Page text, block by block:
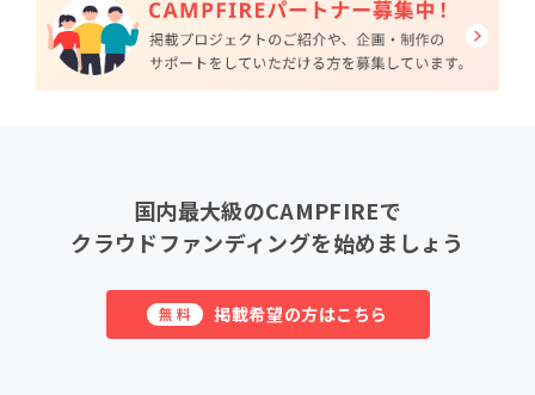
国内最大級のCAMPFIREで
クラウドファンディングを始めましょう
無料 掲載希望の方はこちら